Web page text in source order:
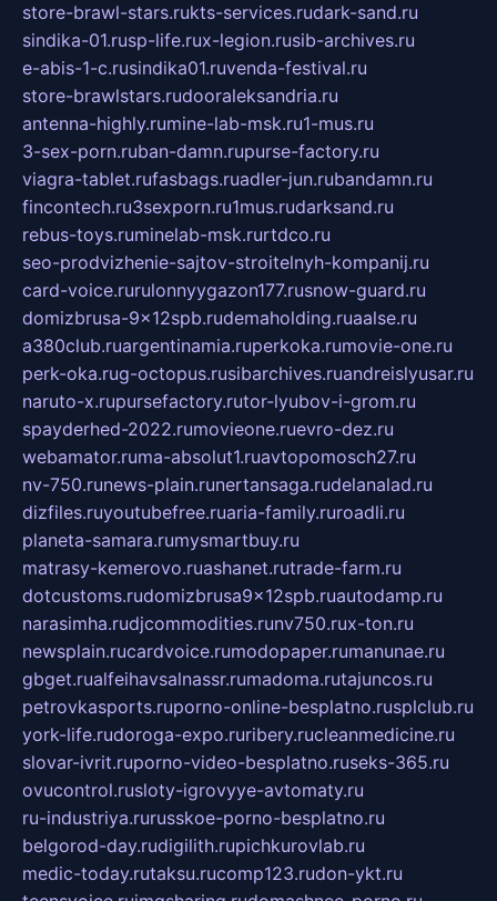
store-brawl-stars.rukts-services.rudark-sand.ru
sindika-01.rusp-life.rux-legion.rusib-archives.ru
e-abis-1-c.rusindika01.ruvenda-festival.ru
store-brawlstars.rudooraleksandria.ru
antenna-highly.rumine-lab-msk.ru1-mus.ru
3-sex-porn.ruban-damn.rupurse-factory.ru
viagra-tablet.rufasbags.ruadler-jun.rubandamn.ru
fincontech.ru3sexporn.ru1mus.rudarksand.ru
rebus-toys.ruminelab-msk.rurtdco.ru
seo-prodvizhenie-sajtov-stroitelnyh-kompanij.ru
card-voice.rurulonnyygazon177.rusnow-guard.ru
domizbrusa-9x12spb.rudemaholding.ruaalse.ru
a380club.ruargentinamia.ruperkoka.rumovie-one.ru
perk-oka.rug-octopus.rusibarchives.ruandreislyusar.ru
naruto-x.rupursefactory.rutor-lyubov-i-grom.ru
spayderhed-2022.rumovieone.ruevro-dez.ru
webamator.ruma-absolut1.ruavtopomosch27.ru
nv-750.runews-plain.runertansaga.rudelanalad.ru
dizfiles.ruyoutubefree.ruaria-family.ruroadli.ru
planeta-samara.rumysmartbuy.ru
matrasy-kemerovo.ruashanet.rutrade-farm.ru
dotcustoms.rudomizbrusa9x12spb.ruautodamp.ru
narasimha.rudjcommodities.runv750.rux-ton.ru
newsplain.rucardvoice.rumodopaper.rumanunae.ru
gbget.rualfeihavsalnassr.rumadoma.rutajuncos.ru
petrovkasports.ruporno-online-besplatno.rusplclub.ru
york-life.rudoroga-expo.ruribery.rucleanmedicine.ru
slovar-ivrit.ruporno-video-besplatno.ruseks-365.ru
ovucontrol.rusloty-igrovyye-avtomaty.ru
ru-industriya.rurusskoe-porno-besplatno.ru
belgorod-day.rudigilith.rupichkurovlab.ru
medic-today.rutaksu.rucomp123.rudon-ykt.ru